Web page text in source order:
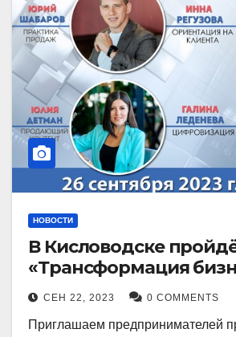
НОВОСТИ
В Кисловодске
«Трансформация
СЕН 22, 2023 0 COMMENTS
Приглашаем предпринимателей